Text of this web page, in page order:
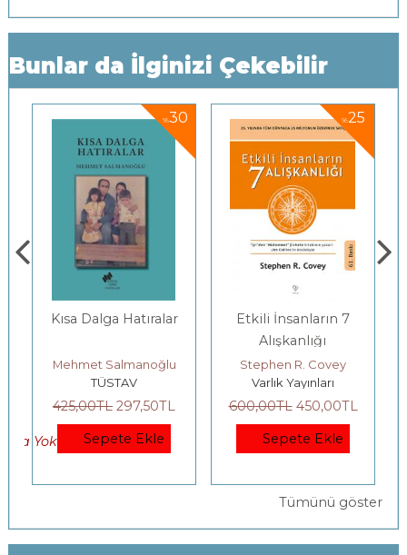
Bunlar da İlginizi Çekebilir
Yok)
%30
Kısa Dalga Hatıralar
Mehmet Salmanoğlu
TÜSTAV
425,00TL 297,50TL
Sepete Ekle
%25
Etkili İnsanların 7
Alışkanlığı
Stephen R. Covey
Varlık Yayınları
600,00TL 450,00TL
Sepete Ekle
Tümünü göster